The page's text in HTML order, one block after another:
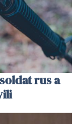
rus a